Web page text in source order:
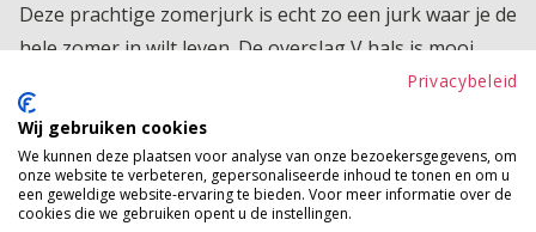
Deze prachtige zomerjurk is echt zo een jurk waar je de
hele zomer in wilt leven. De overslag V hals is mooi
vrouwelijk maar sluit fijn aan waardoor een hemdje niet
nodig is, ideaal voor warme dagen waarop je luchtig en
comfortabel gekleed wilt zijn. De jurk heeft een mooie
lengte en een nette mouwlengte waardoor hij perfect
draagbaar is voor iedere gelegenheid. De zachte
Privacybeleid
Wij gebruiken cookies
We kunnen deze plaatsen voor analyse van onze bezoekersgegevens, om
onze website te verbeteren, gepersonaliseerde inhoud te tonen en om u
een geweldige website-ervaring te bieden. Voor meer informatie over de
cookies die we gebruiken opent u de instellingen.